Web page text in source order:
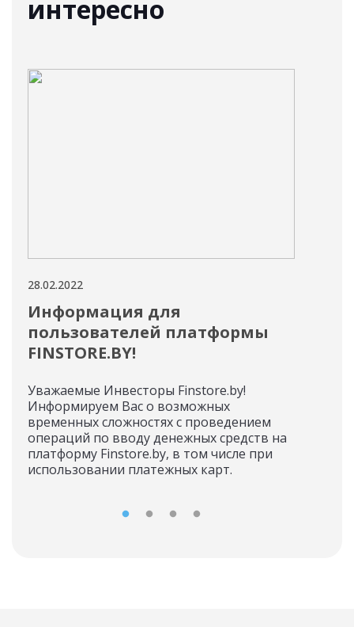
интересно
28.02.2022
Информация для
пользователей платформы
FINSTORE.BY!
Уважаемые Инвесторы Finstore.by!
Информируем Вас о возможных
временных сложностях с проведением
операций по вводу денежных средств на
платформу Finstore.by, в том числе при
использовании платежных карт.